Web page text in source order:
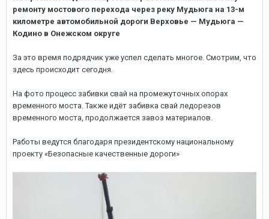
ремонту мостового перехода через реку Мудьюга на 13-м
километре автомобильной дороги Верховье — Мудьюга —
Кодино в Онежском округе
За это время подрядчик уже успел сделать многое. Смотрим, что
здесь происходит сегодня.
На фото процесс забивки свай на промежуточных опорах
временного моста. Также идёт забивка свай ледорезов
временного моста, продолжается завоз материалов.
Работы ведутся благодаря президентскому национальному
проекту «Безопасные качественные дороги»